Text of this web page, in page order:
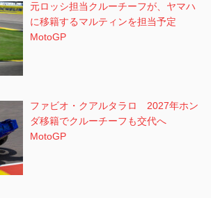
元ロッシ担当クルーチーフが、ヤマハ
に移籍するマルティンを担当予定
MotoGP
ファビオ・クアルタラロ 2027年ホン
ダ移籍でクルーチーフも交代へ
MotoGP